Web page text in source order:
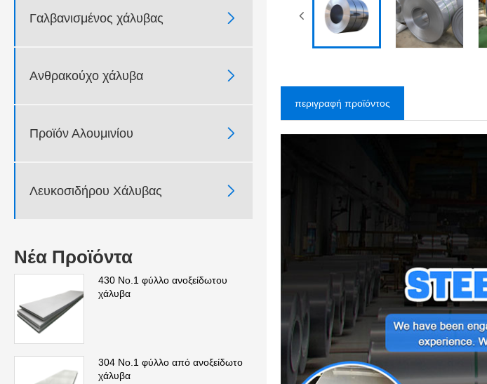
Γαλβανισμένος χάλυβας 
Ανθρακούχο χάλυβα 
Προϊόν Αλουμινίου 
Λευκοσιδήρου Χάλυβας 
Νέα Προϊόντα
430 Νο.1 φύλλο ανοξείδωτου
χάλυβα
304 Νο.1 φύλλο από ανοξείδωτο
χάλυβα
περιγραφή προϊόντος